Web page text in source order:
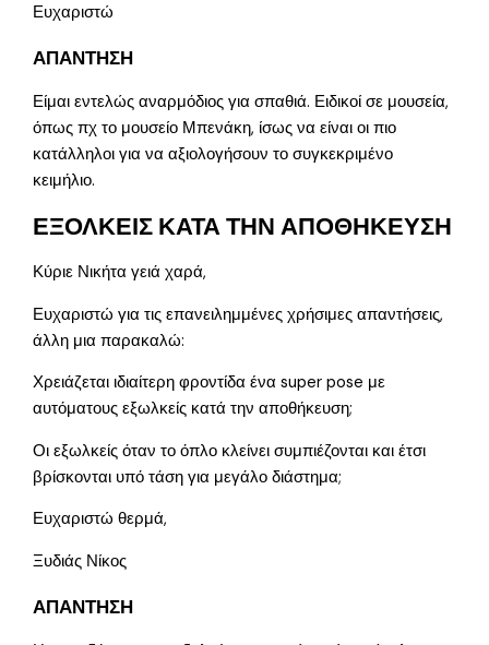
Ευχαριστώ
ΑΠΑΝΤΗΣΗ
Είμαι εντελώς αναρμόδιος για σπαθιά. Ειδικοί σε μουσεία,
όπως πχ το μουσείο Μπενάκη, ίσως να είναι οι πιο
κατάλληλοι για να αξιολογήσουν το συγκεκριμένο
κειμήλιο.
ΕΞΟΛΚΕΙΣ ΚΑΤΑ ΤΗΝ ΑΠΟΘΗΚΕΥΣΗ
Κύριε Νικήτα γειά χαρά,
Ευχαριστώ για τις επανειλημμένες χρήσιμες απαντήσεις,
άλλη μια παρακαλώ:
Χρειάζεται ιδιαίτερη φροντίδα ένα super pose με
αυτόματους εξωλκείς κατά την αποθήκευση;
Οι εξωλκείς όταν το όπλο κλείνει συμπιέζονται και έτσι
βρίσκονται υπό τάση για μεγάλο διάστημα;
Ευχαριστώ θερμά,
Ξυδιάς Νίκος
ΑΠΑΝΤΗΣΗ